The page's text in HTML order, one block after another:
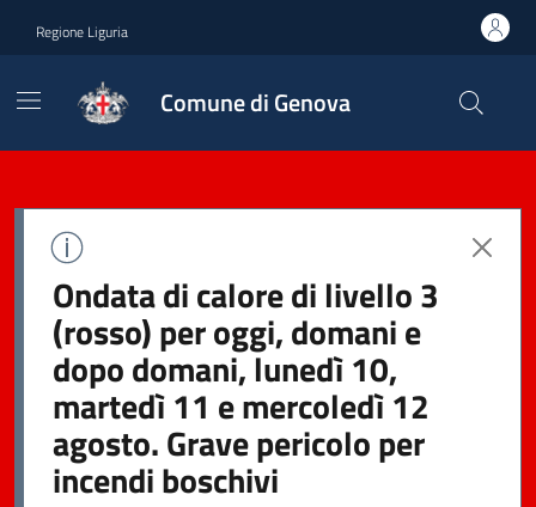
Regione Liguria
Comune di Genova
Ondata di calore di livello 3
(rosso) per oggi, domani e
dopo domani, lunedì 10,
martedì 11 e mercoledì 12
agosto. Grave pericolo per
incendi boschivi